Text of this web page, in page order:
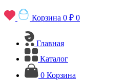
Корзина 0 ₽ 0
Главная
Каталог
0 Корзина